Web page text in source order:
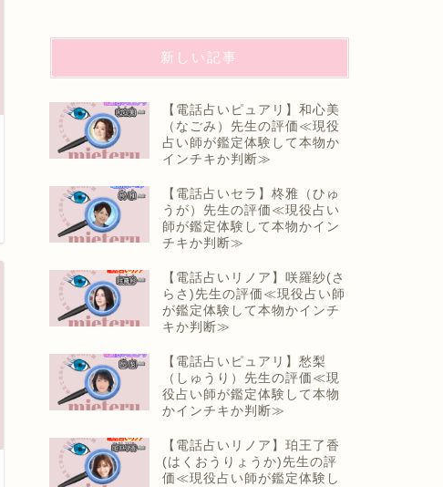
新しい記事
【電話占いピュアリ】和心美
（なごみ）先生の評価≪現役
占い師が鑑定体験して本物か
インチキか判断≫
【電話占いセラ】柊雅（ひゅ
うが）先生の評価≪現役占い
師が鑑定体験して本物かイン
チキか判断≫
【電話占いリノア】咲羅紗(さ
らさ)先生の評価≪現役占い師
が鑑定体験して本物かインチ
キか判断≫
【電話占いピュアリ】愁梨
（しゅうり）先生の評価≪現
役占い師が鑑定体験して本物
かインチキか判断≫
【電話占いリノア】珀王了香
(はくおうりょうか)先生の評
価≪現役占い師が鑑定体験し